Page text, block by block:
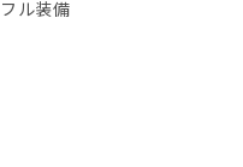
ル装備